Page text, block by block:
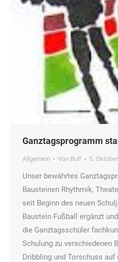
Ganztagsprogramm
Allgemein Von BuP 5.
Unser bewährtes
Bausteinen Rhythmik,
seit Beginn des neuen
Baustein Fußball ergänzt
die Ganztagsschüler
Schulung zu verschiedenen
Dribbling und Torschuss